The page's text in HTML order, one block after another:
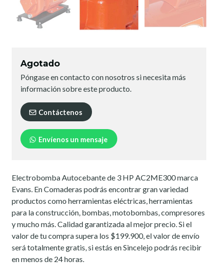
Agotado
Póngase en contacto con nosotros si necesita más
información sobre este producto.
Contáctenos
Envíenos un mensaje
Electrobomba Autocebante de 3 HP AC2ME300 marca
Evans. En Comaderas podrás encontrar gran variedad
productos como herramientas eléctricas, herramientas
para la construcción, bombas, motobombas, compresores
y mucho más. Calidad garantizada al mejor precio. Si el
valor de tu compra supera los $199.900, el valor de envío
será totalmente gratis, si estás en Sincelejo podrás recibir
en menos de 24 horas.